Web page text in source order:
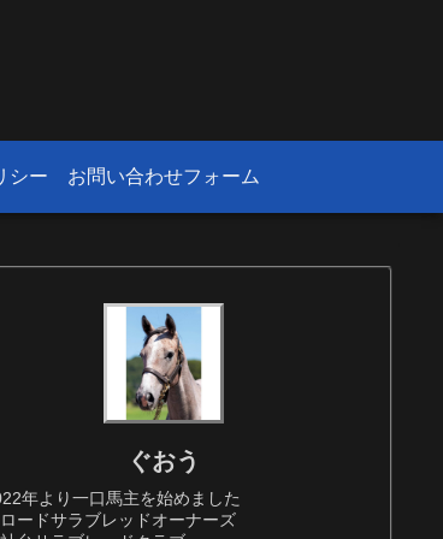
シー お問い合わせフォーム
ぐおう
年より一口馬主を始めました
ロードサラブレッドオーナーズ